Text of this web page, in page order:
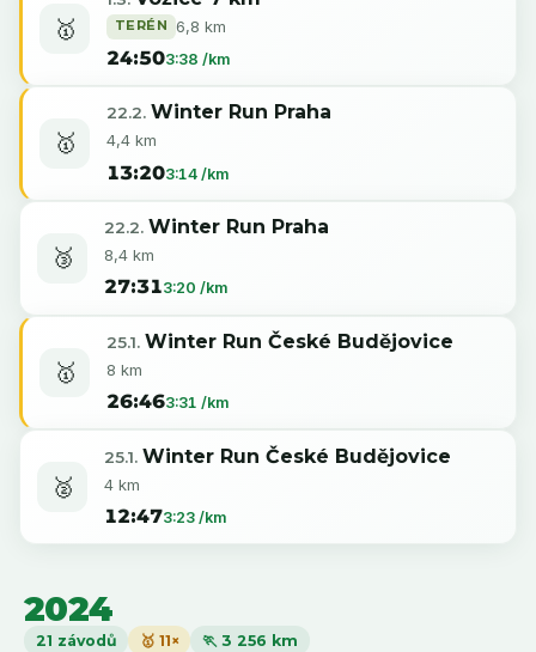
🥇 TERÉN 6,8 km
24:503:38 /km
🥇
22.2. Winter Run Praha
4,4 km
13:203:14 /km
🥉
22.2. Winter Run Praha
8,4 km
27:313:20 /km
🥇
25.1. Winter Run České Budějovice
8 km
26:463:31 /km
🥈
25.1. Winter Run České Budějovice
4 km
12:473:23 /km
2024
21 závodů 🥇 11× 🏃 3 256 km